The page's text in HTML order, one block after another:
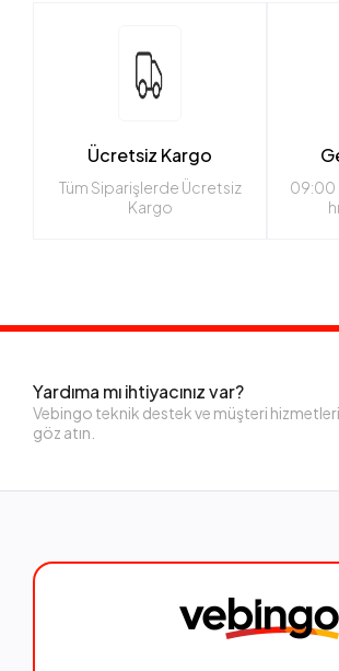
Ücretsiz Kargo
Tüm Siparişlerde Ücretsiz
Kargo
09:00
Yardıma mı ihtiyacınız var?
Vebingo teknik destek ve müşteri
göz atın.